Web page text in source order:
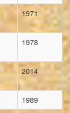
1971
1978
2014
1989